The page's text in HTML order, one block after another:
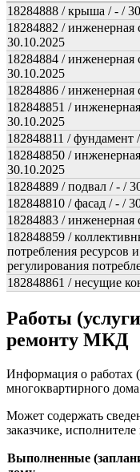
18284888 / крыша / - /
18284882 / инженерная
30.10.2025
18284884 / инженерная
30.10.2025
18284886 / инженерная
182848851 /
30.10.2025
182848811 / фундамент
182848850 /
30.10.2025
18284889 / подвал / - /
182848810 / фасад / - /
18284883 / инженерная
182848859 /
потребления ресурсов
регулирования
182848861 / несущие
Работы
ремонту МКД
Информация о работах
многоквартирного дома
Может содержать
заказчике,
Выполненные